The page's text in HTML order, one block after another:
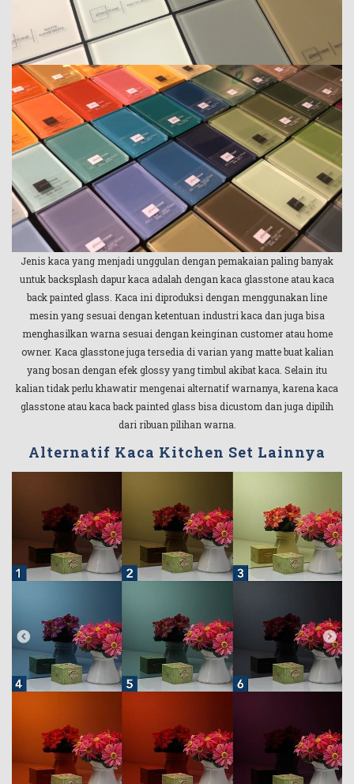
Jenis kaca yang menjadi unggulan dengan pemakaian paling banyak
untuk backsplash dapur kaca adalah dengan kaca glasstone atau kaca
back painted glass. Kaca ini diproduksi dengan menggunakan line
mesin yang sesuai dengan ketentuan industri kaca dan juga bisa
menghasilkan warna sesuai dengan keinginan customer atau home
owner. Kaca glasstone juga tersedia di varian yang matte buat kalian
yang bosan dengan efek glossy yang timbul akibat kaca. Selain itu
kalian tidak perlu khawatir mengenai alternatif warnanya, karena kaca
glasstone atau kaca back painted glass bisa dicustom dan juga dipilih
dari ribuan pilihan warna.
Alternatif Kaca Kitchen Set Lainnya